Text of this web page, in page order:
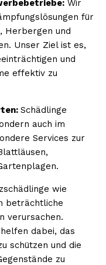
Wir
für
Herbergen und
Unser Ziel ist es,
und
effektiv zu
Schädlinge
auch im
Services zur
wie
beträchtliche
verursachen.
dabei, das
schützen und die
zu